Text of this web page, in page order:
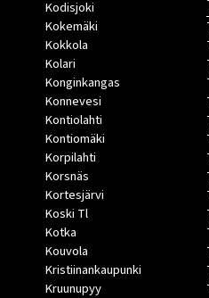
Kodisjoki
Kokemäki
Kokkola
Kolari
Konginkangas
Konnevesi
Kontiolahti
Kontiomäki
Korpilahti
Korsnäs
Kortesjärvi
Koski Tl
Kotka
Kouvola
Kristiinankaupunki
Kruunupyy